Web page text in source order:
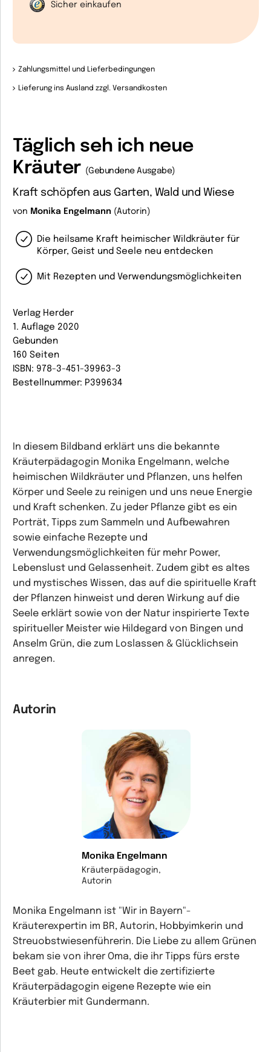
Sicher einkaufen
Zahlungsmittel und Lieferbedingungen
Lieferung ins Ausland zzgl. Versandkosten
Täglich seh ich neue
Kräuter (Gebundene Ausgabe)
Kraft schöpfen aus Garten, Wald und Wiese
von Monika Engelmann (Autorin)
Die heilsame Kraft heimischer Wildkräuter für
Körper, Geist und Seele neu entdecken​‌
Mit Rezepten und Verwendungsmöglichkeiten
Verlag Herder
1. Auflage 2020
Gebunden
160 Seiten
ISBN: 978-3-451-39963-3
Bestellnummer: P399634
In diesem Bildband erklärt uns die bekannte
Kräuterpädagogin Monika Engelmann, welche
heimischen Wildkräuter und Pflanzen, uns helfen
Körper und Seele zu reinigen und uns neue Energie
und Kraft schenken. Zu jeder Pflanze gibt es ein
Porträt, Tipps zum Sammeln und Aufbewahren
sowie einfache Rezepte und
Verwendungsmöglichkeiten für mehr Power,
Lebenslust und Gelassenheit. Zudem gibt es altes
und mystisches Wissen, das auf die spirituelle Kraft
der Pflanzen hinweist und deren Wirkung auf die
Seele erklärt sowie von der Natur inspirierte Texte
spiritueller Meister wie Hildegard von Bingen und
Anselm Grün, die zum Loslassen & Glücklichsein
anregen.
Autorin
Monika Engelmann
Kräuterpädagogin,
Autorin
Monika Engelmann ist "Wir in Bayern"-
Kräuterexpertin im BR, Autorin, Hobbyimkerin und
Streuobstwiesenführerin. Die Liebe zu allem Grünen
bekam sie von ihrer Oma, die ihr Tipps fürs erste
Beet gab. Heute entwickelt die zertifizierte
Kräuterpädagogin eigene Rezepte wie ein
Kräuterbier mit Gundermann.